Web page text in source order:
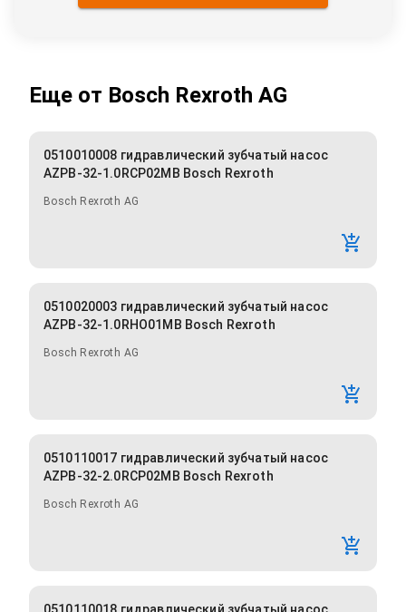
Еще от Bosch Rexroth AG
0510010008 гидравлический зубчатый насос
AZPB-32-1.0RCP02MB Bosch Rexroth
Bosch Rexroth AG
0510020003 гидравлический зубчатый насос
AZPB-32-1.0RHO01MB Bosch Rexroth
Bosch Rexroth AG
0510110017 гидравлический зубчатый насос
AZPB-32-2.0RCP02MB Bosch Rexroth
Bosch Rexroth AG